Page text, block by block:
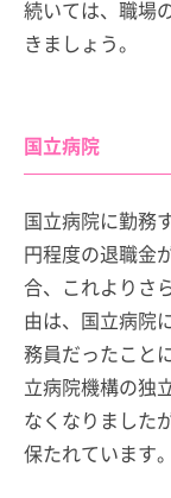
続いては、職場
きましょう。
国立病院
国立病院に勤務
円程度の退職金
合、これよりさ
由は、国立病院
務員だったこと
立病院機構の独
なくなりました
保たれています。